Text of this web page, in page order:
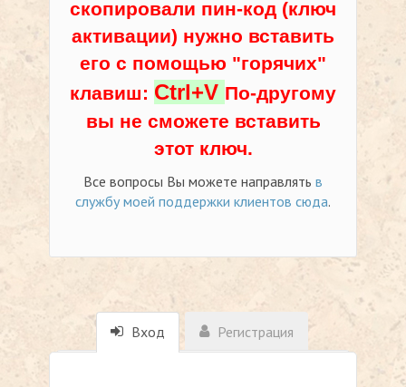
скопировали пин-код (ключ
активации) нужно вставить
его с помощью "горячих"
клавиш: Ctrl+V По-другому
вы не сможете вставить
этот ключ.
Все вопросы Вы можете направлять в
службу моей поддержки клиентов сюда.
Вход Регистрация